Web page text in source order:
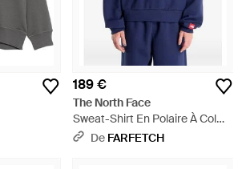
189 €
The North Face
Sweat-Shirt En Polaire À Col
Zippé - Bleu
De FARFETCH